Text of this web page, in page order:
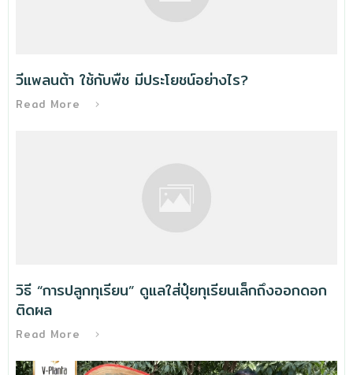
วีแพลนต้า ใช้กับพืช มีประโยชน์อย่างไร?
Read More
วิธี “การปลูกทุเรียน” ดูแลใส่ปุ๋ยทุเรียนเล็กถึงออกดอก
ติดผล
Read More